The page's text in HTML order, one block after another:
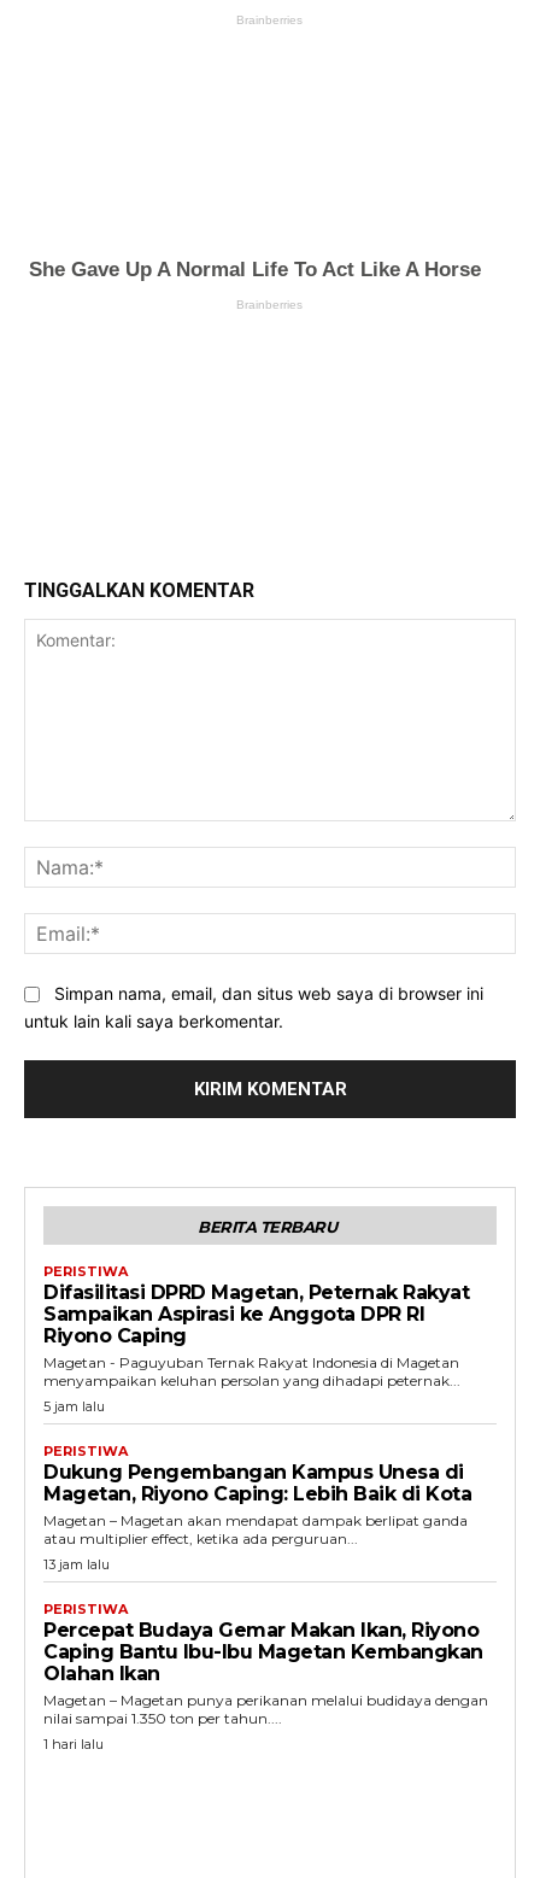
TINGGALKAN KOMENTAR
Simpan nama, email, dan situs web saya di browser ini
untuk lain kali saya berkomentar.
BERITA TERBARU
PERISTIWA
Difasilitasi DPRD Magetan, Peternak Rakyat
Sampaikan Aspirasi ke Anggota DPR RI
Riyono Caping
Magetan - Paguyuban Ternak Rakyat Indonesia di Magetan
menyampaikan keluhan persolan yang dihadapi peternak...
5 jam lalu
PERISTIWA
Dukung Pengembangan Kampus Unesa di
Magetan, Riyono Caping: Lebih Baik di Kota
Magetan – Magetan akan mendapat dampak berlipat ganda
atau multiplier effect, ketika ada perguruan...
13 jam lalu
PERISTIWA
Percepat Budaya Gemar Makan Ikan, Riyono
Caping Bantu Ibu-Ibu Magetan Kembangkan
Olahan Ikan
Magetan – Magetan punya perikanan melalui budidaya dengan
nilai sampai 1.350 ton per tahun....
1 hari lalu